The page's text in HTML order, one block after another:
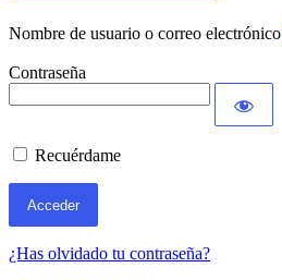
Nombre de usuario o correo electrónico
Contraseña
Recuérdame
¿Has olvidado tu contraseña?